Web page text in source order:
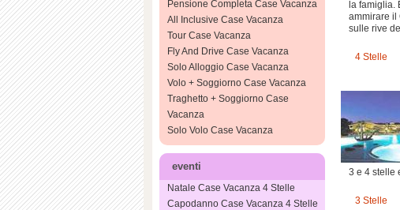
Pensione Completa Case Vacanza
All Inclusive Case Vacanza
Tour Case Vacanza
Fly And Drive Case Vacanza
Solo Alloggio Case Vacanza
Volo + Soggiorno Case Vacanza
Traghetto + Soggiorno Case
Vacanza
Solo Volo Case Vacanza
eventi
Natale Case Vacanza 4 Stelle
Capodanno Case Vacanza 4 Stelle
la famiglia.
ammirare il
sulle rive
4 Stelle
3 e 4 stelle
3 Stelle